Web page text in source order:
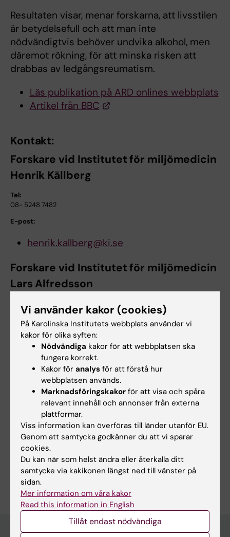
Resultaten visar, menar forskarna, att livsstilen
är betydelsefull och att man inte
nödvändigtvis behöver undvika alkohol, men
däremot rökning, för att minska risken att
drabbas av ledgångsreumatism.
Läs publikation på ARD onlines webbplats
Artikel från BBC
Kontakt:
Forskare vid Institutet för miljömedicin
Henrik Källberg
Tel:
08- 5248 7482
E-post:
henrik.kallberg@ki.se
Forskare vid Institutet för miljömedicin
Lars Alfredsson
Tel:
+46 8 524 87 488
E-post:
lars.alfredsson@ki.se
Uppdaterad av:
Webb Admin 2013-11-26
Dela
Vi använder kakor (cookies)
På Karolinska Institutets webbplats använder vi
kakor för olika syften:
Nödvändiga kakor för att webbplatsen ska
fungera korrekt.
Kakor för analys för att förstå hur
webbplatsen används.
Marknadsföringskakor för att visa och spåra
relevant innehåll och annonser från externa
plattformar.
Viss information kan överföras till länder utanför EU.
Genom att samtycka godkänner du att vi sparar
cookies.
Du kan när som helst ändra eller återkalla ditt
samtycke via kakikonen längst ned till vänster på
sidan.
Mer information om våra kakor
Read this information in English
Tillåt endast nödvändiga